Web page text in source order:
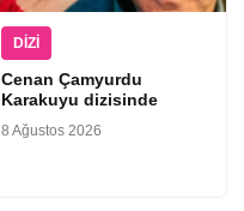
DIZI
Cenan Çamyurdu
Karakuyu dizisinde
8 Ağustos 2026